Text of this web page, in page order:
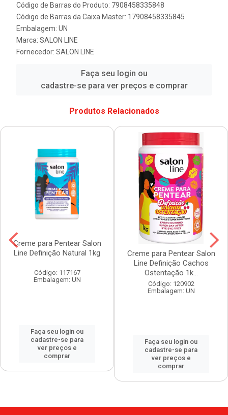
Código de Barras do Produto: 7908458335848
Código de Barras da Caixa Master: 17908458335845
Embalagem: UN
Marca: SALON LINE
Fornecedor: SALON LINE
Faça seu login ou
cadastre-se para ver preços e comprar
Produtos Relacionados
Creme para Pentear Salon
Line Definição Natural 1kg
Código: 117167
Embalagem: UN
Faça seu login ou
cadastre-se para
ver preços e
comprar
Creme para Pentear Salon
Line Definição Cachos
Ostentação 1k...
Código: 120902
Embalagem: UN
Faça seu login ou
cadastre-se para
ver preços e
comprar